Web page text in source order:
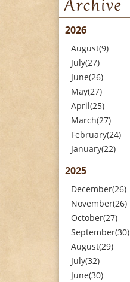
2026
August(9)
July(27)
June(26)
May(27)
April(25)
March(27)
February(24)
January(22)
2025
December(26)
November(26)
October(27)
September(30)
August(29)
July(32)
June(30)